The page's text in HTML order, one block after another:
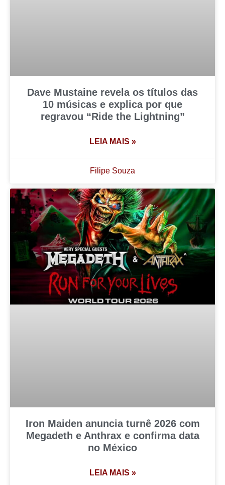
Dave Mustaine revela os títulos das
10 músicas e explica por que
regravou “Ride the Lightning”
LEIA MAIS »
Filipe Souza
Iron Maiden anuncia turnê 2026 com
Megadeth e Anthrax e confirma data
no México
LEIA MAIS »